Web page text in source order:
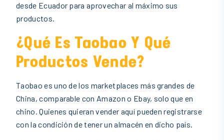
desde Ecuador para aprovechar al máximo sus
productos.
¿Qué Es Taobao Y Qué
Productos Vende?
Taobao es uno de los marketplaces más grandes de
China, comparable con Amazon o Ebay, solo que en
chino. Quienes quieran vender aquí pueden registrarse
con la condición de tener un almacén en dicho país.